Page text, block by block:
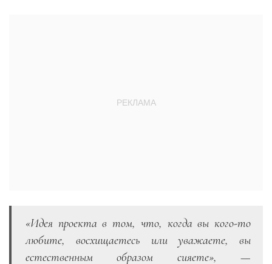
«Идея проекта в том, что, когда вы кого-то
любите, восхищаетесь или уважаете, вы
естественным образом сияете», —